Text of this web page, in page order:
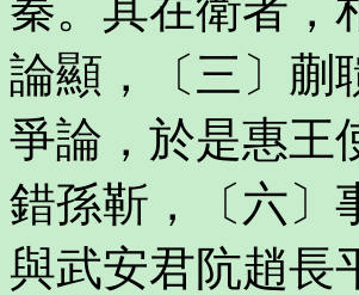
論顯，〔三〕蒯
爭論，於是惠王
錯孫靳，〔六〕
與武安君阬趙長